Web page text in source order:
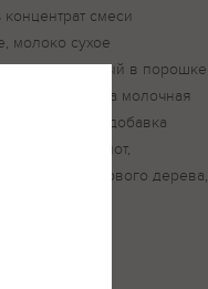
смеси
молоко сухое
темный в порошке
сыворотка молочная
пищевая добавка
жирных кислот,
камедь рожкового дерева,